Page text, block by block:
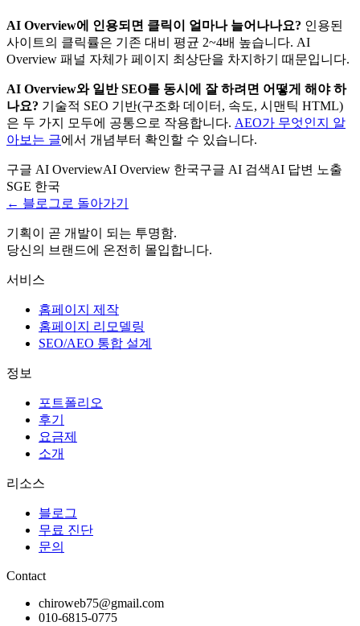
AI Overview에 인용되면 클릭이 얼마나 늘어나나요? 인용된
사이트의 클릭률은 기존 대비 평균 2~4배 높습니다. AI
Overview 패널 자체가 페이지 최상단을 차지하기 때문입니다.
AI Overview와 일반 SEO를 동시에 잘 하려면 어떻게 해야 하
나요? 기술적 SEO 기반(구조화 데이터, 속도, 시맨틱 HTML)
은 두 가지 모두에 공통으로 작용합니다. AEO가 무엇인지 알
아보는 글에서 개념부터 확인할 수 있습니다.
구글 AI OverviewAI Overview 한국구글 AI 검색AI 답변 노출
SGE 한국
← 블로그로 돌아가기
기획이 곧 개발이 되는 투명함.
당신의 브랜드에 온전히 몰입합니다.
서비스
홈페이지 제작
홈페이지 리모델링
SEO/AEO 통합 설계
정보
포트폴리오
후기
요금제
소개
리소스
블로그
무료 진단
문의
Contact
chiroweb75@gmail.com
010-6815-0775